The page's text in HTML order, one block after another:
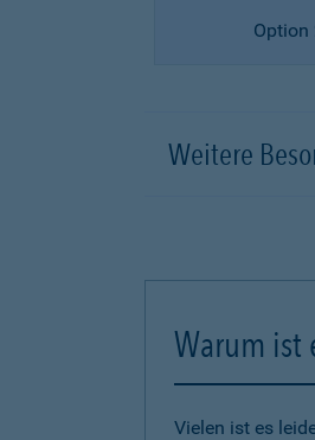
Option
Weitere
Warum ist
Vielen ist es